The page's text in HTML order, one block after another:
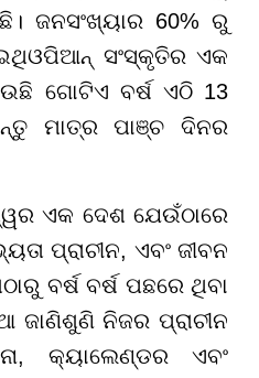
ଜନସଂଖ୍ୟାର 60% ରୁ
ସଂସ୍କୃତିର ଏକ
ଗୋଟିଏ ବର୍ଷ ଏଠି 13
ମାତ୍ର ପାଞ୍ଚ ଦିନର
ଏକ ଦେଶ ଯେଉଁଠାରେ
ପ୍ରାଚୀନ, ଏବଂ ଜୀବନ
ବର୍ଷ ବର୍ଷ ପଛରେ ଥିବା
ନିଜର ପ୍ରାଚୀନ
କ୍ୟାଲେଣ୍ଡର ଏବଂ